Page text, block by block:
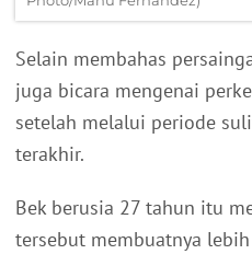
Selain membahas
juga bicara mengenai
setelah melalui periode
terakhir.
Bek berusia 27 tahun itu
tersebut membuatnya lebih